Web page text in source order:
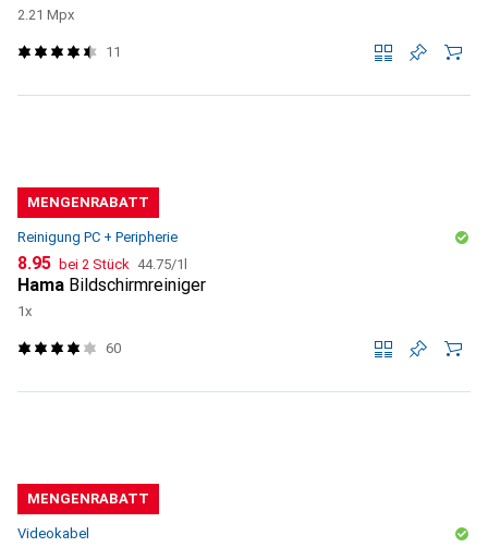
2.21 Mpx
11
MENGENRABATT
Reinigung PC + Peripherie
CHF
8.95 bei 2 Stück CHF
44.75/1l
Hama Bildschirmreiniger
1x
60
MENGENRABATT
Videokabel